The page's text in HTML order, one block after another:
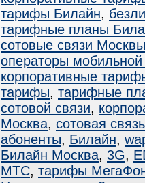
тарифы Билайн,
тарифные планы
сотовые связи Москвы
операторы мобильной
корпоративные
тарифы, тарифные
сотовой связи,
Москва, сотовая
абоненты, Билайн,
Билайн Москва, 3G,
МТС, тарифы